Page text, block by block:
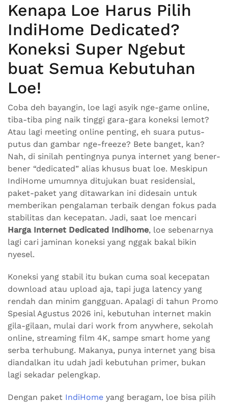
Kenapa Loe Harus Pilih
IndiHome Dedicated?
Koneksi Super Ngebut
buat Semua Kebutuhan
Loe!
Coba deh bayangin, loe lagi asyik nge-game online,
tiba-tiba ping naik tinggi gara-gara koneksi lemot?
Atau lagi meeting online penting, eh suara putus-
putus dan gambar nge-freeze? Bete banget, kan?
Nah, di sinilah pentingnya punya internet yang bener-
bener “dedicated” alias khusus buat loe. Meskipun
IndiHome umumnya ditujukan buat residensial,
paket-paket yang ditawarkan ini didesain untuk
memberikan pengalaman terbaik dengan fokus pada
stabilitas dan kecepatan. Jadi, saat loe mencari
Harga Internet Dedicated Indihome, loe sebenarnya
lagi cari jaminan koneksi yang nggak bakal bikin
nyesel.
Koneksi yang stabil itu bukan cuma soal kecepatan
download atau upload aja, tapi juga latency yang
rendah dan minim gangguan. Apalagi di tahun Promo
Spesial Agustus 2026 ini, kebutuhan internet makin
gila-gilaan, mulai dari work from anywhere, sekolah
online, streaming film 4K, sampe smart home yang
serba terhubung. Makanya, punya internet yang bisa
diandalkan itu udah jadi kebutuhan primer, bukan
lagi sekadar pelengkap.
Dengan paket IndiHome yang beragam, loe bisa pilih